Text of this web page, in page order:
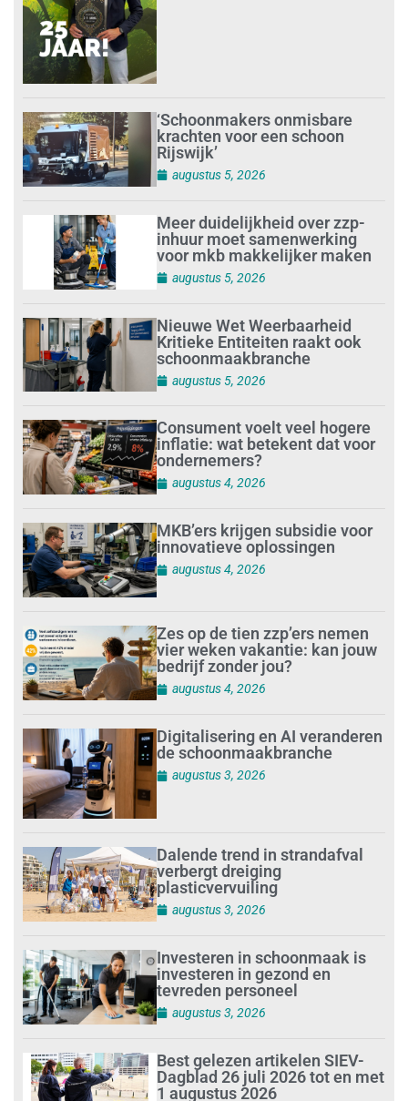
‘Schoonmakers onmisbare
krachten voor een schoon
Rijswijk’
augustus 5, 2026
Meer duidelijkheid over zzp-
inhuur moet samenwerking
voor mkb makkelijker maken
augustus 5, 2026
Nieuwe Wet Weerbaarheid
Kritieke Entiteiten raakt ook
schoonmaakbranche
augustus 5, 2026
Consument voelt veel hogere
inflatie: wat betekent dat voor
ondernemers?
augustus 4, 2026
MKB’ers krijgen subsidie voor
innovatieve oplossingen
augustus 4, 2026
Zes op de tien zzp’ers nemen
vier weken vakantie: kan jouw
bedrijf zonder jou?
augustus 4, 2026
Digitalisering en AI veranderen
de schoonmaakbranche
augustus 3, 2026
Dalende trend in strandafval
verbergt dreiging
plasticvervuiling
augustus 3, 2026
Investeren in schoonmaak is
investeren in gezond en
tevreden personeel
augustus 3, 2026
Best gelezen artikelen SIEV-
Dagblad 26 juli 2026 tot en met
1 augustus 2026